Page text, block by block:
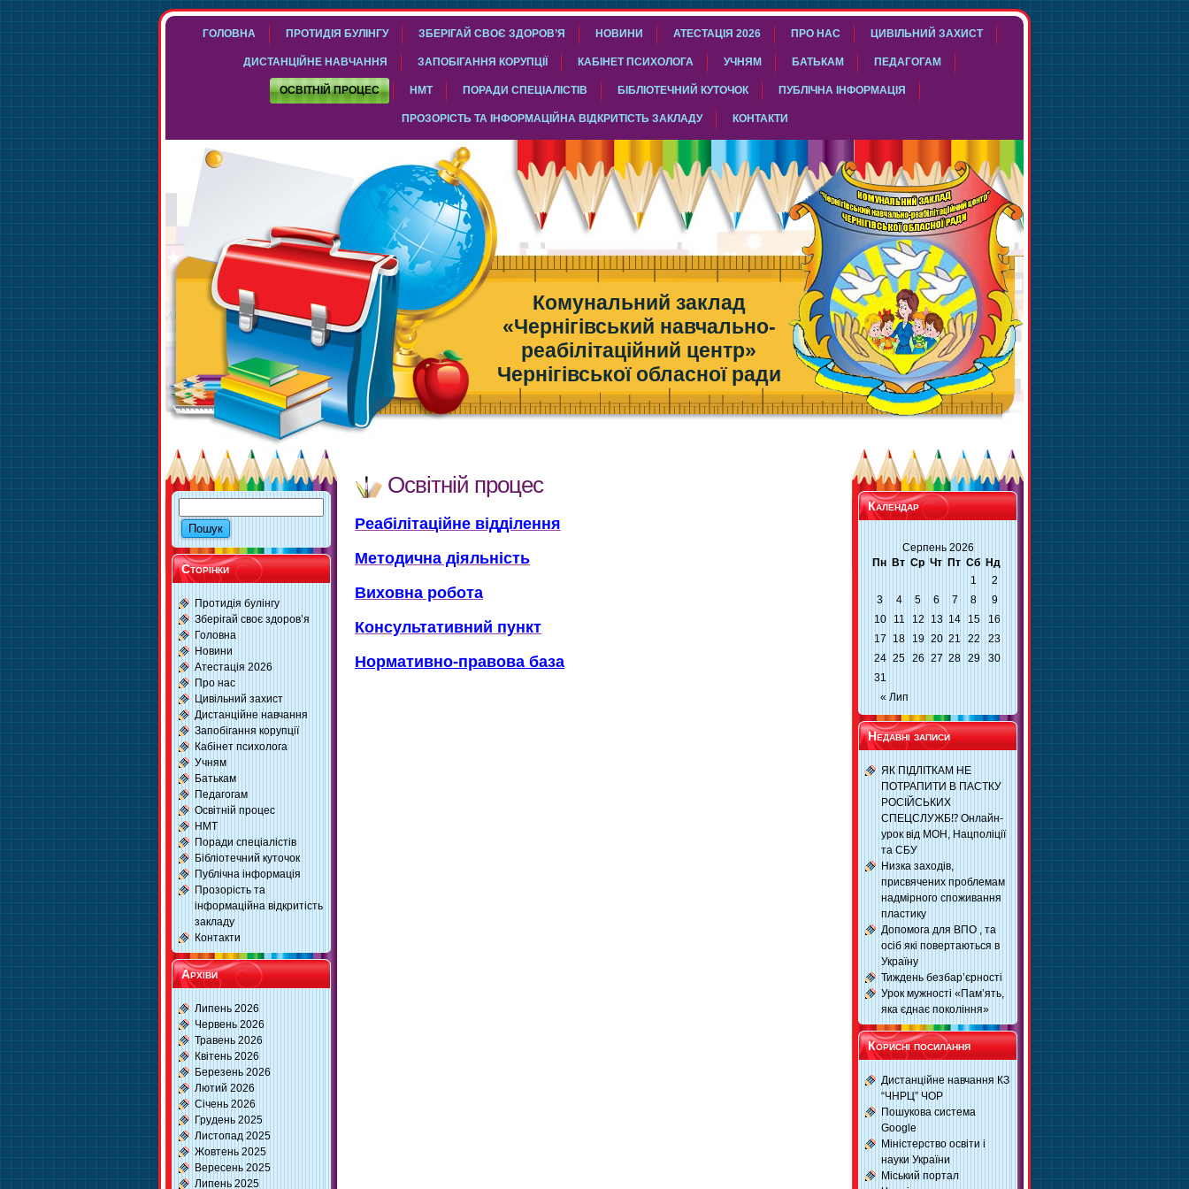
ГОЛОВНА ПРОТИДІЯ БУЛІНГУ ЗБЕРІГАЙ СВОЄ ЗДОРОВ’Я НОВИНИ АТЕСТАЦІЯ 2026 ПРО НАС ЦИВІЛЬНИЙ ЗАХИСТ
ДИСТАНЦІЙНЕ НАВЧАННЯ ЗАПОБІГАННЯ КОРУПЦІЇ КАБІНЕТ ПСИХОЛОГА УЧНЯМ БАТЬКАМ ПЕДАГОГАМ
ОСВІТНІЙ ПРОЦЕС НМТ ПОРАДИ СПЕЦІАЛІСТІВ БІБЛІОТЕЧНИЙ КУТОЧОК ПУБЛІЧНА ІНФОРМАЦІЯ
ПРОЗОРІСТЬ ТА ІНФОРМАЦІЙНА ВІДКРИТІСТЬ ЗАКЛАДУ КОНТАКТИ
Комунальний заклад
«Чернігівський навчально-
реабілітаційний центр»
Чернігівської обласної ради
Сторінки
Протидія булінгу
Зберігай своє здоров’я
Головна
Новини
Атестація 2026
Про нас
Цивільний захист
Дистанційне навчання
Запобігання корупції
Кабінет психолога
Учням
Батькам
Педагогам
Освітній процес
НМТ
Поради спеціалістів
Бібліотечний куточок
Публічна інформація
Прозорість та
інформаційна відкритість
закладу
Контакти
Архіви
Липень 2026
Червень 2026
Травень 2026
Квітень 2026
Березень 2026
Лютий 2026
Січень 2026
Грудень 2025
Листопад 2025
Жовтень 2025
Вересень 2025
Липень 2025
Освітній процес
Реабілітаційне відділення
Методична діяльність
Виховна робота
Консультативний пункт
Нормативно-правова база
Календар
Серпень 2026
Пн
Вт Ср Чт Пт Сб Нд
« Лип
1
2
3
4 5 6 7 8
9
10
11 12 13 14 15
16
17
18 19 20 21 22
23
24 25 26 27 28 29
30
31
Недавні записи
ЯК ПІДЛІТКАМ НЕ
ПОТРАПИТИ В ПАСТКУ
РОСІЙСЬКИХ
СПЕЦСЛУЖБ⁉️ Онлайн-
урок від МОН, Нацполіції
та СБУ
Низка заходів,
присвячених проблемам
надмірного споживання
пластику
Допомога для ВПО , та
осіб які повертаються в
Україну
Тиждень безбар’єрності
Урок мужності «Пам’ять,
яка єднає покоління»
Корисні посилання
Дистанційне навчання КЗ
“ЧНРЦ” ЧОР
Пошукова система
Google
Міністерство освіти і
науки України
Міський портал